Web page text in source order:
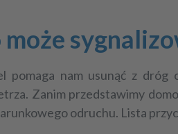
może
pomaga nam usunąć z dróg
Zanim przedstawimy
odruchu. Lista